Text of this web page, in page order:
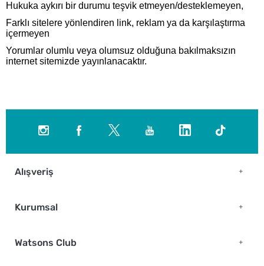
Hukuka aykırı bir durumu teşvik etmeyen/desteklemeyen,
Farklı sitelere yönlendiren link, reklam ya da karşılaştırma
içermeyen
Yorumlar olumlu veya olumsuz olduğuna bakılmaksızın
internet sitemizde yayınlanacaktır.
Alışveriş
Kurumsal
Watsons Club